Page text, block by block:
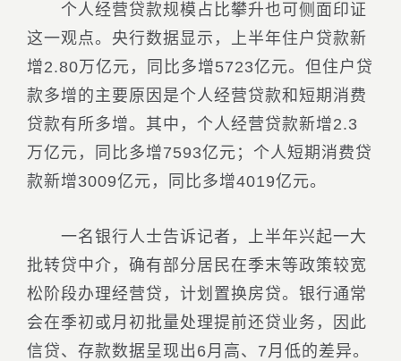
个人经营贷款规模占比攀升也可侧面印证
这一观点。央行数据显示，上半年住户贷款新
增2.80万亿元，同比多增5723亿元。但住户贷
款多增的主要原因是个人经营贷款和短期消费
贷款有所多增。其中，个人经营贷款新增2.3
万亿元，同比多增7593亿元；个人短期消费贷
款新增3009亿元，同比多增4019亿元。
一名银行人士告诉记者，上半年兴起一大
批转贷中介，确有部分居民在季末等政策较宽
松阶段办理经营贷，计划置换房贷。银行通常
会在季初或月初批量处理提前还贷业务，因此
信贷、存款数据呈现出6月高、7月低的差异。